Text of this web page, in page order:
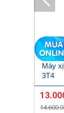
Máy
3T4